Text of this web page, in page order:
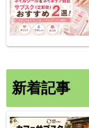
新着記事